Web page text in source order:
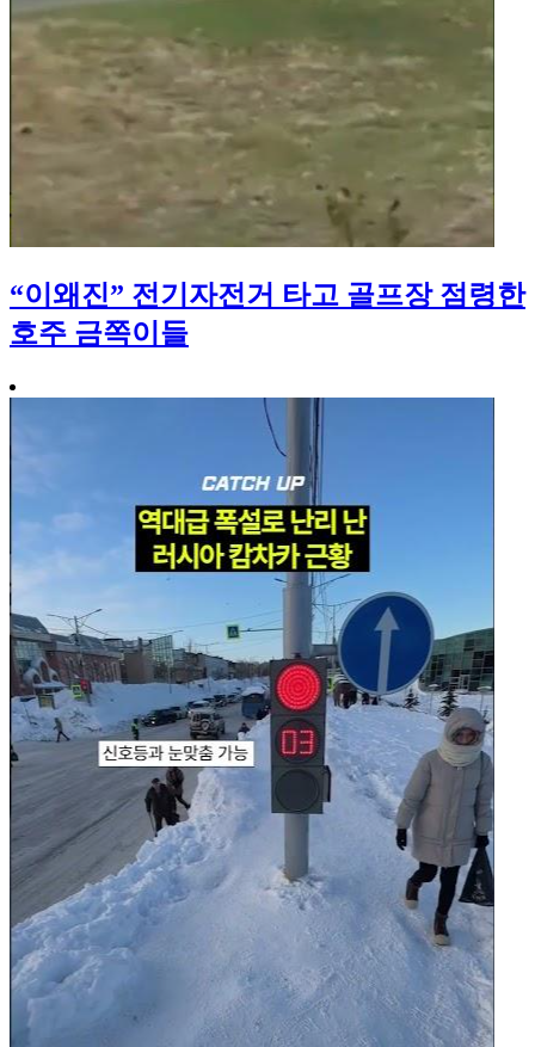
“이왜진” 전기자전거 타고 골프장 점령한
호주 금쪽이들